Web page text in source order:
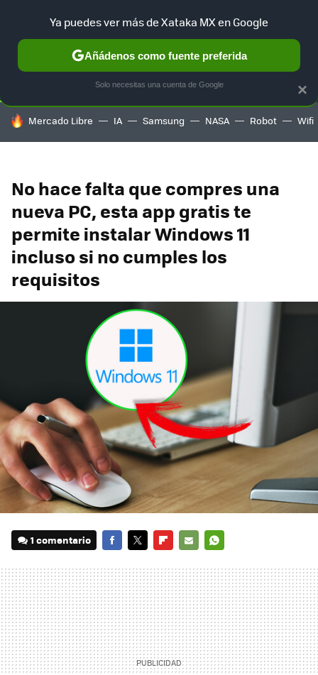
SELECCIÓN GAMING HOME AUTO TERRITORIO
HOY SE HABLA DE
Mercado Libre IA Samsung NASA Robot Wifi
No hace falta que compres una
nueva PC, esta app gratis te
permite instalar Windows 11
incluso si no cumples los
requisitos
1 comentario
MAIL
×
Ya puedes ver más de Xataka MX en Google
Añádenos como fuente preferida
Solo necesitas una cuenta de Google